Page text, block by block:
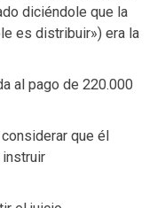
diciéndole que la
es distribuir») era la
al pago de 220.000
que él